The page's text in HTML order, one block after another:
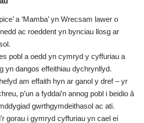
a ‘Mamba’ yn Wrecsam lawer o
ac roeddent yn bynciau llosg ar
.
pobl a oedd yn cymryd y cyffuriau a
yn dangos effeithiau dychrynllyd.
am effaith hyn ar ganol y dref – yr
p’un a fyddai’n annog pobl i beidio â
gwrthgymdeithasol ac ati.
gorau i gymryd cyffuriau yn cael ei